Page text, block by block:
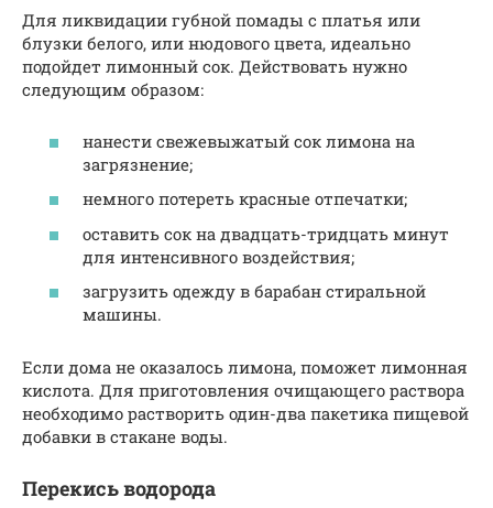
Для ликвидации губной помады с платья или
блузки белого, или нюдового цвета, идеально
подойдет лимонный сок. Действовать нужно
следующим образом:
нанести свежевыжатый сок лимона на
загрязнение;
немного потереть красные отпечатки;
оставить сок на двадцать-тридцать минут
для интенсивного воздействия;
загрузить одежду в барабан стиральной
машины.
Если дома не оказалось лимона, поможет лимонная
кислота. Для приготовления очищающего раствора
необходимо растворить один-два пакетика пищевой
добавки в стакане воды.
Перекись водорода